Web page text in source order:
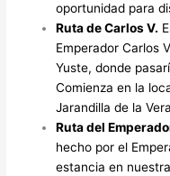
oportunidad para
Ruta de Carlos V.
Emperador Carlos
Yuste, donde
Comienza en la
Jarandilla de la
Ruta del
hecho por el
estancia en